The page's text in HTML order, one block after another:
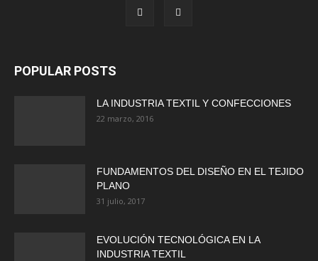
POPULAR POSTS
LA INDUSTRIA TEXTIL Y CONFECCIONES
22 marzo, 2016
FUNDAMENTOS DEL DISEÑO EN EL TEJIDO
PLANO
31 julio, 2017
EVOLUCIÓN TECNOLÓGICA EN LA
INDUSTRIA TEXTIL